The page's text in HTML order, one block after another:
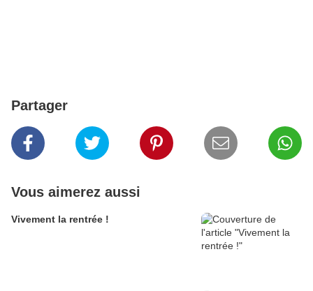
Partager
Vous aimerez aussi
Vivement la rentrée !